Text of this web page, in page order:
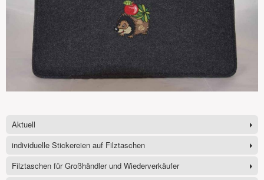
Aktuell
individuelle Stickereien auf Filztaschen
Filztaschen für Großhändler und Wiederverkäufer